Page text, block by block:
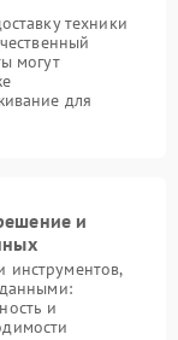
техники
могут
для
и
инструментов,
и